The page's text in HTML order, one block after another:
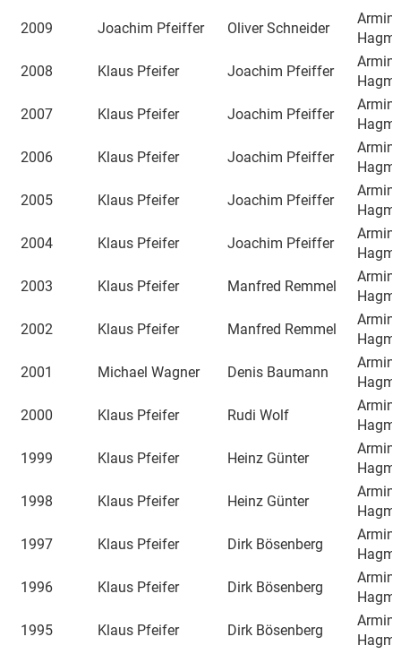
2009 Joachim Pfeiffer Oliver Schneider
Armin
2008
Klaus Pfeifer Joachim Pfeiffer
Armin
2007
Klaus Pfeifer Joachim Pfeiffer
Armin
2006
Klaus Pfeifer Joachim Pfeiffer
Armin
2005
Klaus Pfeifer Joachim Pfeiffer
Armin
2004
Klaus Pfeifer Joachim Pfeiffer
Armin
2003
Klaus Pfeifer Manfred Remmel
Armin
2002
Klaus Pfeifer Manfred Remmel
Armin
2001
Michael Wagner Denis Baumann
Armin
2000
Klaus Pfeifer Rudi Wolf
Armin
1999
Klaus Pfeifer Heinz Günter
Armin
1998
Klaus Pfeifer Heinz Günter
Armin
1997
Klaus Pfeifer Dirk Bösenberg
Armin
1996
Klaus Pfeifer Dirk Bösenberg
Armin
1995
Klaus Pfeifer Dirk Bösenberg
Armin